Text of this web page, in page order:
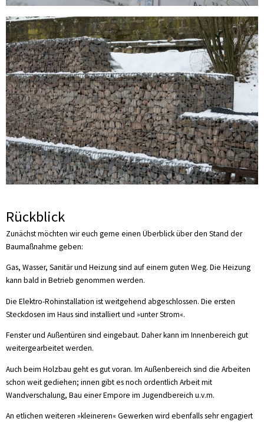
Rückblick
Zunächst möchten wir euch gerne einen Überblick über den Stand der
Baumaßnahme geben:
Gas, Wasser, Sanitär und Heizung sind auf einem guten Weg. Die Heizung
kann bald in Betrieb genommen werden.
Die Elektro-Rohinstallation ist weitgehend abgeschlossen. Die ersten
Steckdosen im Haus sind installiert und »unter Strom«.
Fenster und Außentüren sind eingebaut. Daher kann im Innenbereich gut
weitergearbeitet werden.
Auch beim Holzbau geht es gut voran. Im Außenbereich sind die Arbeiten
schon weit gediehen; innen gibt es noch ordentlich Arbeit mit
Wandverschalung, Bau einer Empore im Jugendbereich u.v.m.
An etlichen weiteren »kleineren« Gewerken wird ebenfalls sehr engagiert